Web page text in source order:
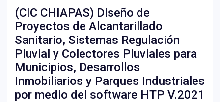
(CIC CHIAPAS) Diseño de
Proyectos de Alcantarillado
Sanitario, Sistemas Regulación
Pluvial y Colectores Pluviales para
Municipios, Desarrollos
Inmobiliarios y Parques Industriales
por medio del software HTP V.2021